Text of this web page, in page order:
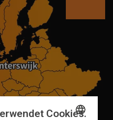
Cookies.